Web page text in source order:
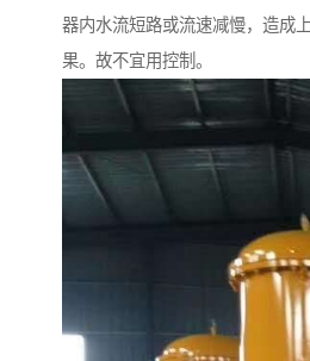
器内水流短路或流速减慢，造成
果。故不宜用控制。